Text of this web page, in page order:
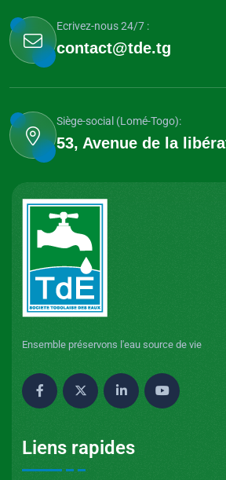
Ecrivez-nous 24/7 :
contact@tde.tg
Siège-social (Lomé-Togo):
53, Avenue de la
Ensemble préservons l'eau source de vie
Liens rapides